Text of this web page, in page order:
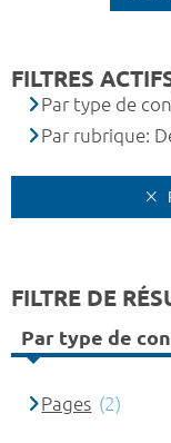
FILTRES
Par type de
Par rubrique:
FILTRE DE
Par type de
Pages (2)